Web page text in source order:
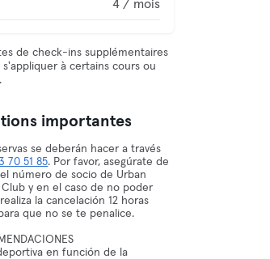
4 / mois
de check-ins supplémentaires
s'appliquer à certains cours ou
importantes
se deberán hacer a través
70 51 85. Por favor, asegúrate de
número de socio de Urban
Club y en el caso de no poder
la cancelación 12 horas
que no se te penalice.
en función de la